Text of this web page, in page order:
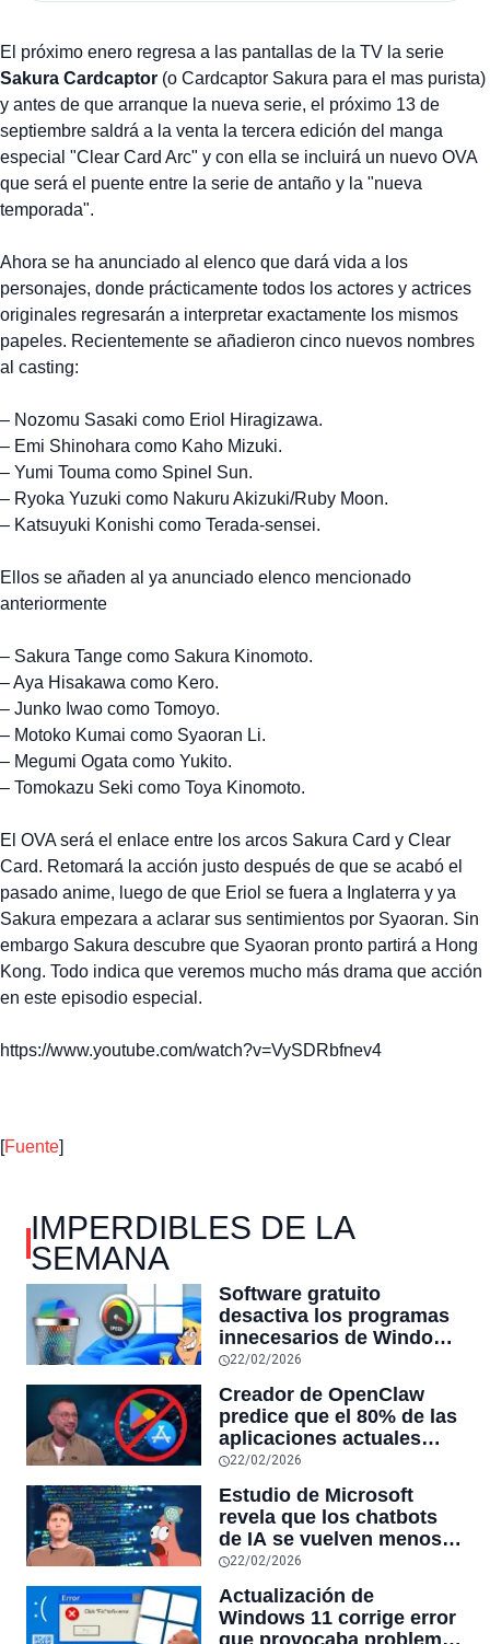
El próximo enero regresa a las pantallas de la TV la serie
Sakura Cardcaptor (o Cardcaptor Sakura para el mas purista)
y antes de que arranque la nueva serie, el próximo 13 de
septiembre saldrá a la venta la tercera edición del manga
especial "Clear Card Arc" y con ella se incluirá un nuevo OVA
que será el puente entre la serie de antaño y la "nueva
temporada".
Ahora se ha anunciado al elenco que dará vida a los
personajes, donde prácticamente todos los actores y actrices
originales regresarán a interpretar exactamente los mismos
papeles. Recientemente se añadieron cinco nuevos nombres
al casting:
– Nozomu Sasaki como Eriol Hiragizawa.
– Emi Shinohara como Kaho Mizuki.
– Yumi Touma como Spinel Sun.
– Ryoka Yuzuki como Nakuru Akizuki/Ruby Moon.
– Katsuyuki Konishi como Terada-sensei.
Ellos se añaden al ya anunciado elenco mencionado
anteriormente
– Sakura Tange como Sakura Kinomoto.
– Aya Hisakawa como Kero.
– Junko Iwao como Tomoyo.
– Motoko Kumai como Syaoran Li.
– Megumi Ogata como Yukito.
– Tomokazu Seki como Toya Kinomoto.
El OVA será el enlace entre los arcos Sakura Card y Clear
Card. Retomará la acción justo después de que se acabó el
pasado anime, luego de que Eriol se fuera a Inglaterra y ya
Sakura empezara a aclarar sus sentimientos por Syaoran. Sin
embargo Sakura descubre que Syaoran pronto partirá a Hong
Kong. Todo indica que veremos mucho más drama que acción
en este episodio especial.
https://www.youtube.com/watch?v=VySDRbfnev4
[Fuente]
IMPERDIBLES DE LA
SEMANA
Software gratuito
desactiva los programas
innecesarios de Windows
11 y optimiza el PC,
reduciendo el uso de la
RAM y mucho más
22/02/2026
Creador de OpenClaw
predice que el 80% de las
aplicaciones actuales
desaparecerán en el
futuro: “Solo sobrevivirán
las aplicaciones con
sensores únicos o
conexiones especiales a
hardware
22/02/2026
Estudio de Microsoft
revela que los chatbots
de IA se vuelven menos
confiables mientras más
tiempo hablas con ellos:
la falta de confiabilidad
sube un 112%
22/02/2026
Actualización de
Windows 11 corrige error
que provocaba problemas